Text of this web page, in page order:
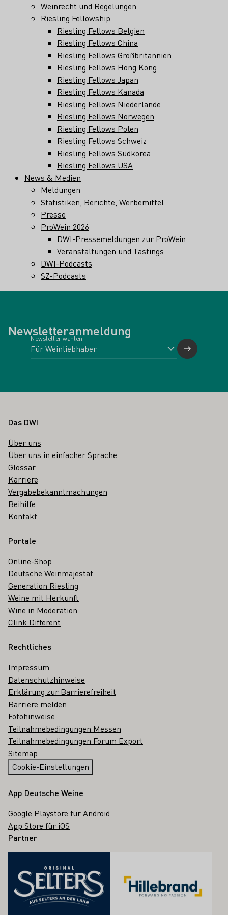
Weinrecht und Regelungen
Riesling Fellowship
Riesling Fellows Belgien
Riesling Fellows China
Riesling Fellows Großbritannien
Riesling Fellows Hong Kong
Riesling Fellows Japan
Riesling Fellows Kanada
Riesling Fellows Niederlande
Riesling Fellows Norwegen
Riesling Fellows Polen
Riesling Fellows Schweiz
Riesling Fellows Südkorea
Riesling Fellows USA
News & Medien
Meldungen
Statistiken, Berichte, Werbemittel
Presse
ProWein 2026
DWI-Pressemeldungen zur ProWein
Veranstaltungen und Tastings
DWI-Podcasts
SZ-Podcasts
Newsletteranmeldung
Newsletter wählen
Fußbereich
Das DWI
Über uns
Über uns in einfacher Sprache
Glossar
Karriere
Vergabebekanntmachungen
Beihilfe
Kontakt
Portale
Online-Shop
Deutsche Weinmajestät
Generation Riesling
Weine mit Herkunft
Wine in Moderation
Clink Different
Rechtliches
Impressum
Datenschutzhinweise
Erklärung zur Barrierefreiheit
Barriere melden
Fotohinweise
Teilnahmebedingungen Messen
Teilnahmebedingungen Forum Export
Sitemap
Cookie-Einstellungen
App Deutsche Weine
Google Playstore für Android
App Store für iOS
Partner